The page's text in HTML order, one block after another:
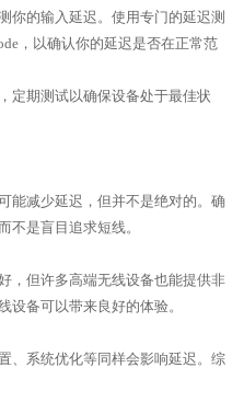
你的输入延迟。使用专门的延迟测
，以确认你的延迟是否在正常范
定期测试以确保设备处于最佳状
能减少延迟，但并不是绝对的。确
不是盲目追求短线。
，但许多高端无线设备也能提供非
设备可以带来良好的体验。
、系统优化等同样会影响延迟。综